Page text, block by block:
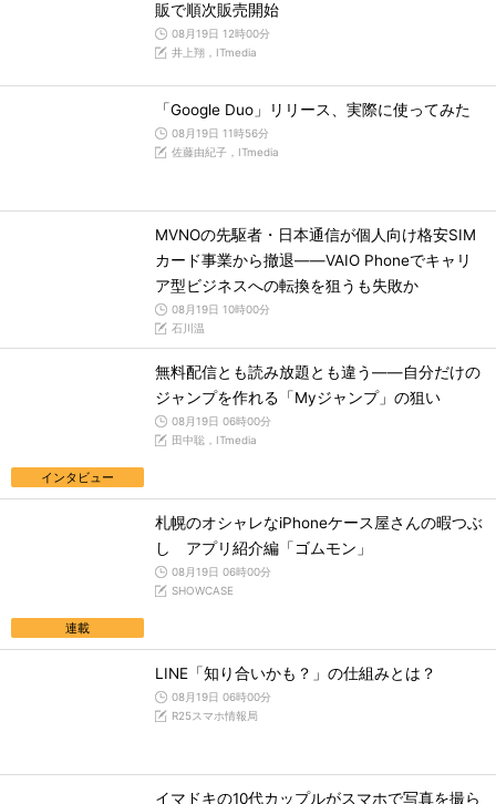
販で順次販売開始
08月19日 12時00分
井上翔，ITmedia
「Google Duo」リリース、実際に使ってみた
08月19日 11時56分
佐藤由紀子，ITmedia
MVNOの先駆者・日本通信が個人向け格安SIM
カード事業から撤退――VAIO Phoneでキャリ
ア型ビジネスへの転換を狙うも失敗か
08月19日 10時00分
石川温
インタビュー
無料配信とも読み放題とも違う――自分だけの
ジャンプを作れる「Myジャンプ」の狙い
08月19日 06時00分
田中聡，ITmedia
連載
札幌のオシャレなiPhoneケース屋さんの暇つぶ
し アプリ紹介編「ゴムモン」
08月19日 06時00分
SHOWCASE
LINE「知り合いかも？」の仕組みとは？
08月19日 06時00分
R25スマホ情報局
イマドキの10代カップルがスマホで写真を撮ら